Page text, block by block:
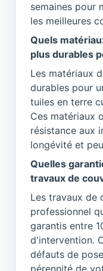
semaines pour
les meilleures
Quels
plus durables
Les matériaux
durables pour
tuiles en terre
Ces matériaux
résistance aux
longévité et
Quelles
travaux de
Les travaux de
professionnel
garantis entre
d'intervention.
défauts de
pérennité de